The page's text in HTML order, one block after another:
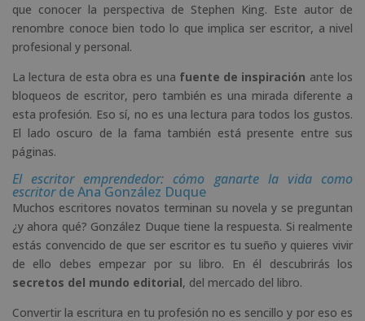
que conocer la perspectiva de Stephen King. Este autor de
renombre conoce bien todo lo que implica ser escritor, a nivel
profesional y personal.
La lectura de esta obra es una fuente de inspiración ante los
bloqueos de escritor, pero también es una mirada diferente a
esta profesión. Eso sí, no es una lectura para todos los gustos.
El lado oscuro de la fama también está presente entre sus
páginas.
El escritor emprendedor: cómo ganarte la vida como
escritorde Ana González Duque
Muchos escritores novatos terminan su novela y se preguntan
¿y ahora qué? González Duque tiene la respuesta. Si realmente
estás convencido de que ser escritor es tu sueño y quieres vivir
de ello debes empezar por su libro. En él descubrirás los
secretos del mundo editorial, del mercado del libro.
Convertir la escritura en tu profesión no es sencillo y por eso es